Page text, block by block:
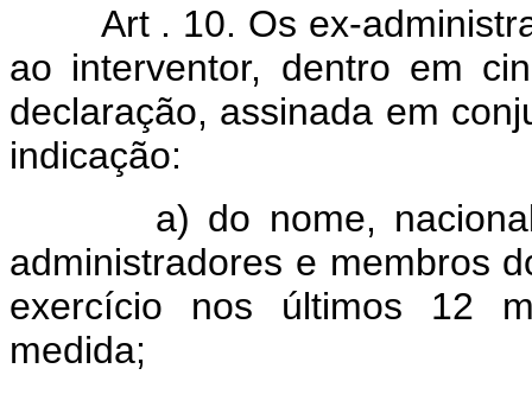
Art . 10. Os ex-
ao interventor, dentro em
declaração, assinada em
indicação:
a) do nome,
administradores e membros
exercício nos últimos 12
medida;